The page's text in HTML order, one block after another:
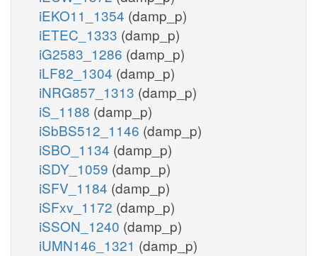
iEKO11_1354 (damp_p)
iETEC_1333 (damp_p)
iG2583_1286 (damp_p)
iLF82_1304 (damp_p)
iNRG857_1313 (damp_p)
iS_1188 (damp_p)
iSbBS512_1146 (damp_p)
iSBO_1134 (damp_p)
iSDY_1059 (damp_p)
iSFV_1184 (damp_p)
iSFxv_1172 (damp_p)
iSSON_1240 (damp_p)
iUMN146_1321 (damp_p)